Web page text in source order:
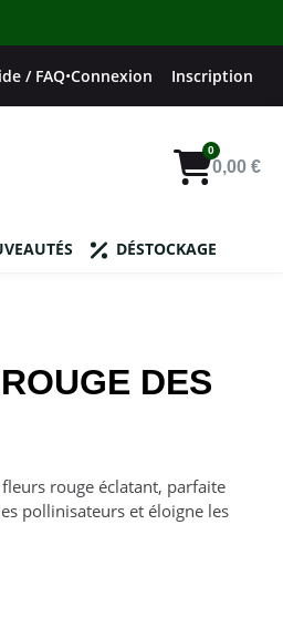
/ FAQ•Connexion Inscription
0,00 €
DÉSTOCKAGE
DES
rouge éclatant, parfaite
pollinisateurs et éloigne les